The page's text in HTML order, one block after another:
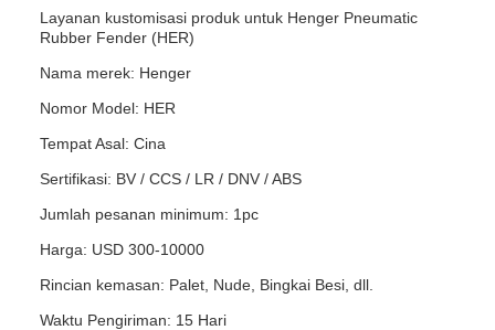
Layanan kustomisasi produk untuk Henger Pneumatic
Rubber Fender (HER)
Nama merek: Henger
Nomor Model: HER
Tempat Asal: Cina
Sertifikasi: BV / CCS / LR / DNV / ABS
Jumlah pesanan minimum: 1pc
Harga: USD 300-10000
Rincian kemasan: Palet, Nude, Bingkai Besi, dll.
Waktu Pengiriman: 15 Hari